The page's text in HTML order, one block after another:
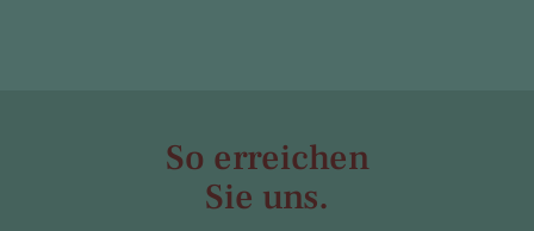
So erreichen
Sie uns.